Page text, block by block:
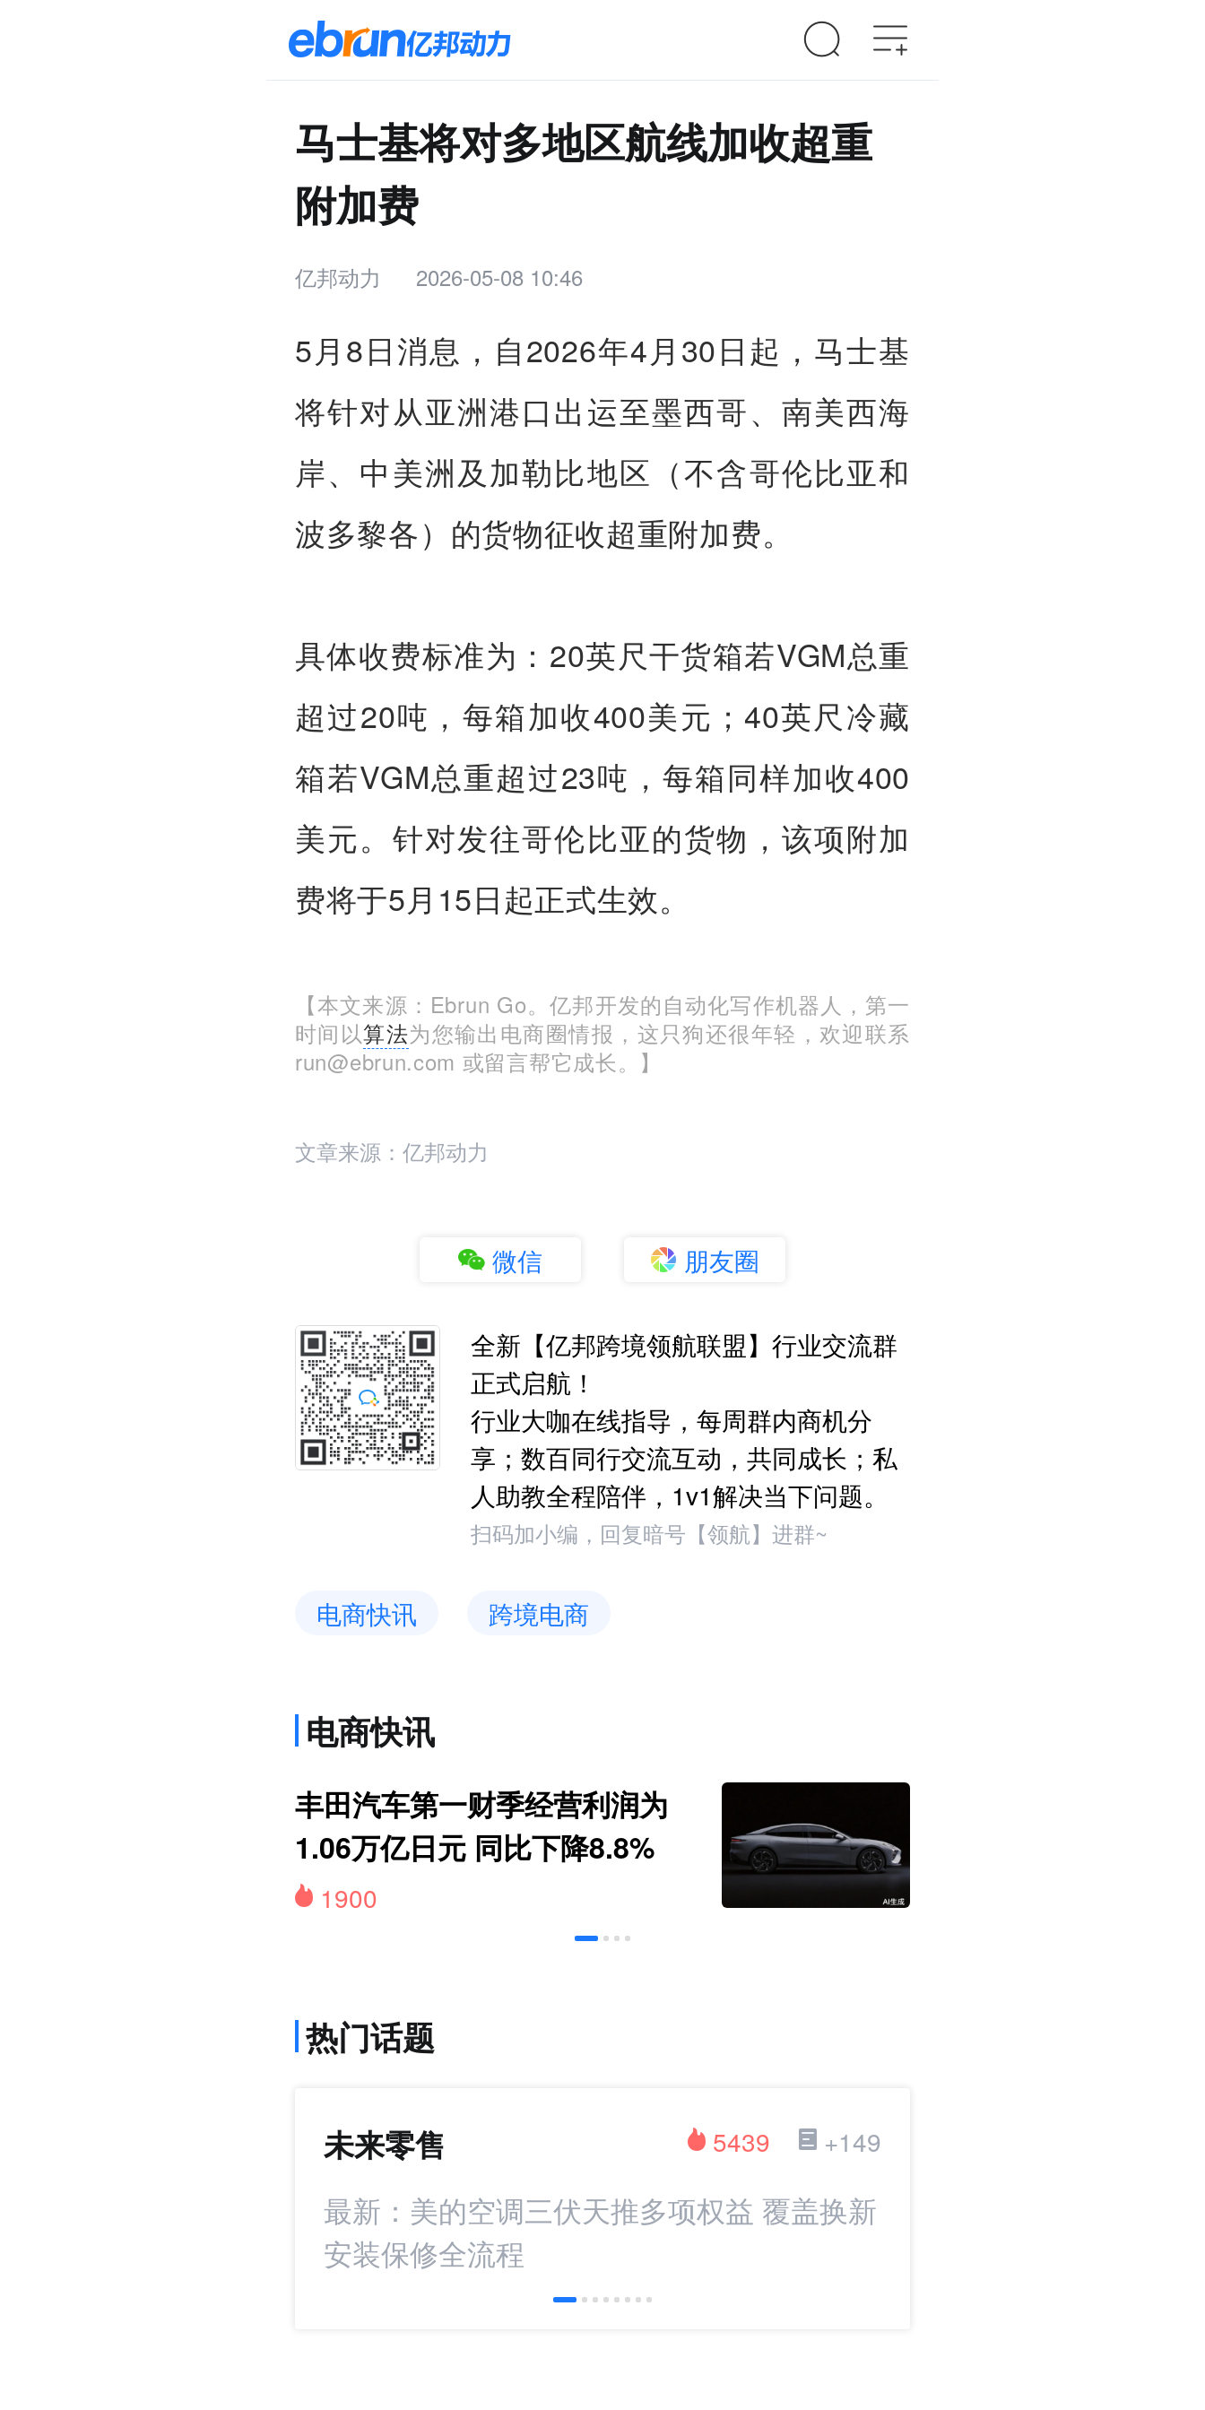
马士基将对多地区航线加收超重
附加费
亿邦动力 2026-05-08 10:46
5月8日消息，自2026年4月30日起，马士基
将针对从亚洲港口出运至墨西哥、南美西海
岸、中美洲及加勒比地区（不含哥伦比亚和
波多黎各）的货物征收超重附加费。
具体收费标准为：20英尺干货箱若VGM总重
超过20吨，每箱加收400美元；40英尺冷藏
箱若VGM总重超过23吨，每箱同样加收400
美元。针对发往哥伦比亚的货物，该项附加
费将于5月15日起正式生效。
【本文来源：Ebrun Go。亿邦开发的自动化写作机器人，第一
时间以算法为您输出电商圈情报，这只狗还很年轻，欢迎联系
run@ebrun.com 或留言帮它成长。】
文章来源：亿邦动力
微信 朋友圈
全新【亿邦跨境领航联盟】行业交流群
正式启航！
行业大咖在线指导，每周群内商机分
享；数百同行交流互动，共同成长；私
人助教全程陪伴，1v1解决当下问题。
扫码加小编，回复暗号【领航】进群~
电商快讯 跨境电商
电商快讯
丰田汽车第一财季经营利润为
1.06万亿日元 同比下降8.8%
1900
热门话题
未来零售 +149
5439
最新：美的空调三伏天推多项权益 覆盖换新
安装保修全流程